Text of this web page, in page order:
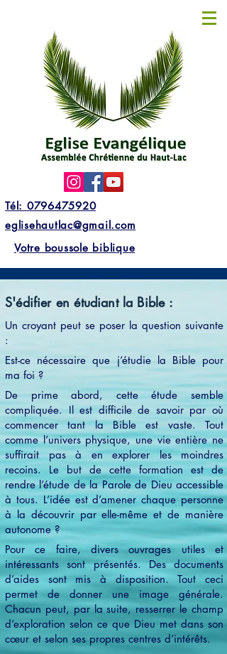
Tél: 0796475920
eglisehautlac@gmail.com
Votre boussole biblique
S'édifier en étudiant la Bible :
Un croyant peut se poser la question suivante
:
Est-ce nécessaire que j’étudie la Bible pour
ma foi ?
De prime abord, cette étude semble
compliquée. Il est difficile de savoir par où
commencer tant la Bible est vaste. Tout
comme l’univers physique, une vie entière ne
suffirait pas à en explorer les moindres
recoins. Le but de cette formation est de
rendre l’étude de la Parole de Dieu accessible
à tous. L’idée est d’amener chaque personne
à la découvrir par elle-même et de manière
autonome ?
Pour ce faire, divers ouvrages utiles et
intéressants sont présentés. Des documents
d’aides sont mis à disposition. Tout ceci
permet de donner une image générale.
Chacun peut, par la suite, resserrer le champ
d’exploration selon ce que Dieu met dans son
cœur et selon ses propres centres d’intérêts.